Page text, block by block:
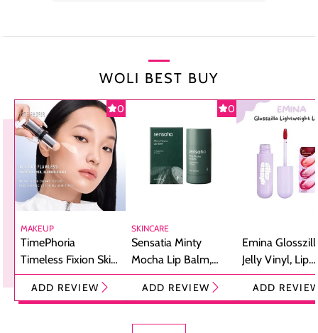
WOLI BEST BUY
0
MAKEUP
TimePhoria
Timeless Fixion Skin
Tint Stick,
Foundation dan
ADD REVIEW
0
SKINCARE
Sensatia Minty
Mocha Lip Balm,
Pelembap Bibir
dengan Aroma
ADD REVIEW
Emina
Jelly Vinyl, Lip
Cream Glossy
Ringan
ADD